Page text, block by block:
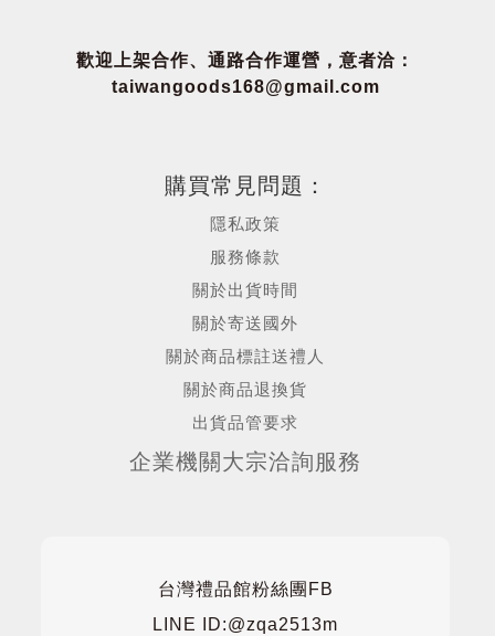
歡迎上架合作、通路合作運營，意者洽：
taiwangoods168@gmail.com
購買常見問題：
隱私政策
服務條款
關於出貨時間
關於寄送國外
關於商品標註送禮人
關於商品退換貨
出貨品管要求
企業機關大宗洽詢服務
台灣禮品館粉絲團FB
LINE ID:@zqa2513m